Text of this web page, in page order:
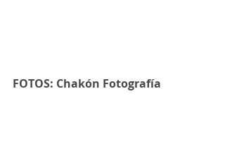
FOTOS: Chakón Fotografía